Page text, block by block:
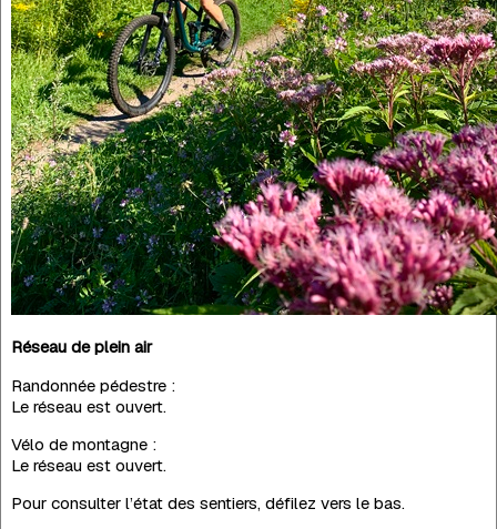
Réseau de plein air
Randonnée pédestre :
Le réseau est ouvert.
Vélo de montagne :
Le réseau est ouvert.
Pour consulter l’état des sentiers, défilez vers le bas.